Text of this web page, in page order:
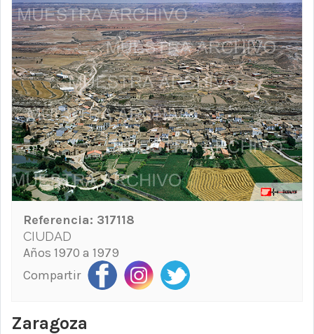
Referencia: 317118
CIUDAD
Años 1970 a 1979
Compartir
Zaragoza